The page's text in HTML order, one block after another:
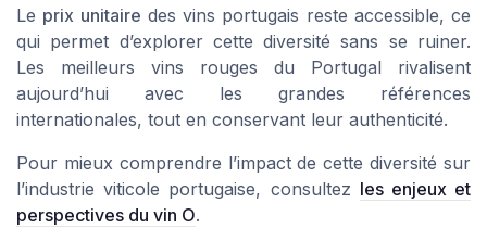
Le prix unitaire des vins portugais reste accessible, ce
qui permet d’explorer cette diversité sans se ruiner.
Les meilleurs vins rouges du Portugal rivalisent
aujourd’hui avec les grandes références
internationales, tout en conservant leur authenticité.
Pour mieux comprendre l’impact de cette diversité sur
l’industrie viticole portugaise, consultez les enjeux et
perspectives du vin O.